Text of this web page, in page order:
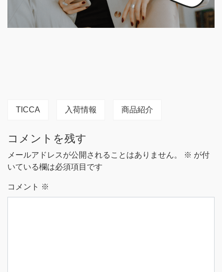
TICCA 入荷情報 商品紹介
コメントを残す
メールアドレスが公開されることはありません。 ※ が付
いている欄は必須項目です
コメント ※